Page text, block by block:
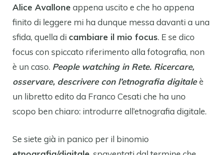
Alice Avallone appena uscito e che ho appena
finito di leggere mi ha dunque messa davanti a una
sfida, quella di cambiare il mio focus. E se dico
focus con spiccato riferimento alla fotografia, non
è un caso. People watching in Rete. Ricercare,
osservare, descrivere con l’etnografia digitaleè
un libretto edito da Franco Cesati che ha uno
scopo ben chiaro: introdurre all’etnografia digitale.
Se siete già in panico per il binomio